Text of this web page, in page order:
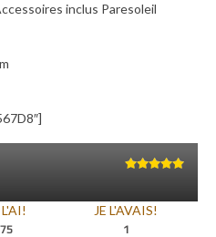
inclus Paresoleil
L'AI!
75
JE L'AVAIS!
1